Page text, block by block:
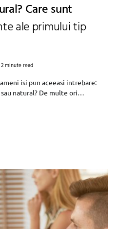
Care sunt
ale primului tip
2 minute read
isi pun aceeasi intrebare:
natural? De multe ori…